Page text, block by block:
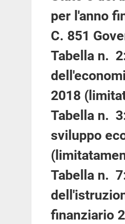
per l'anno
C. 851
Tabella n.
2018
Tabella n.
sviluppo
Tabella n.
finanziario